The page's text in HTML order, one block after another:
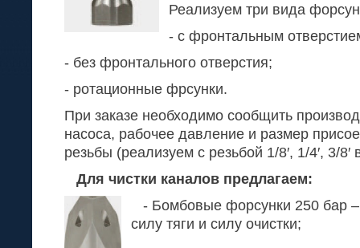
Реализуем три вида
- с фронтальным
- без фронтального отверстия;
- ротационные фрсунки.
При заказе необходимо сообщить
насоса, рабочее давление и размер
резьбы (реализуем с резьбой 1/8′, 1/4′, 3/8′
Для чистки каналов предлагаем:
- Бомбовые форсунки 250 бар
силу тяги и